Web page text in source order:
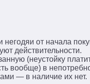
от начала
действительности.
(неустойку
вообще) в
— в наличие их нет.